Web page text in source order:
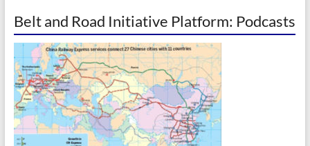
Belt and Road Initiative Platform: Podcasts